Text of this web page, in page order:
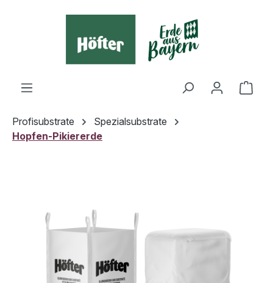
Profisubstrate
Spezialsubstrate
Hopfen-Pikiererde